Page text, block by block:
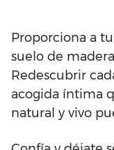
Proporciona a
suelo de
Redescubrir
acogida íntima
natural y vivo